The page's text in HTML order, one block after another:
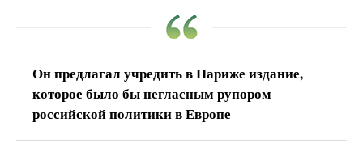
Он предлагал учредить в Париже издание,
которое было бы негласным рупором
российской политики в Европе